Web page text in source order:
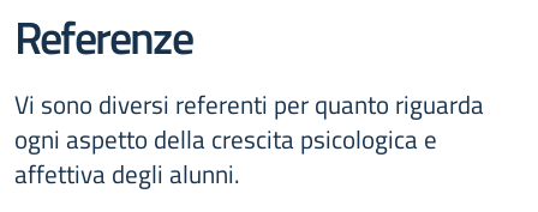
Referenze
Vi sono diversi referenti per quanto riguarda
ogni aspetto della crescita psicologica e
affettiva degli alunni.